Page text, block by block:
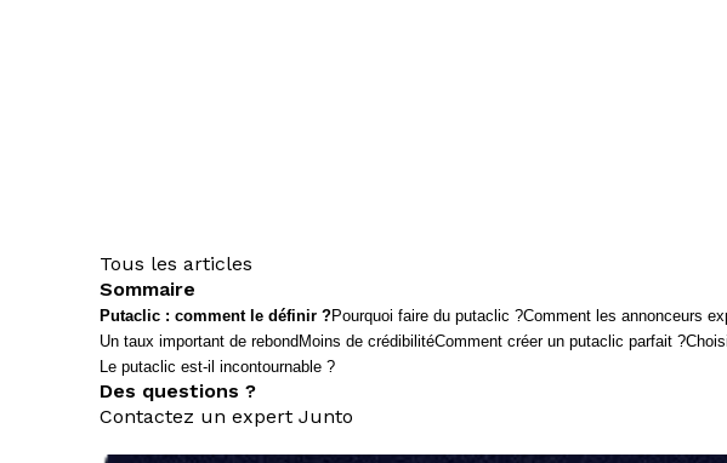
Tous les articles
Sommaire
Putaclic : comment le définir ?Pourquoi faire du putaclic ?Comment les annonceurs
Un taux important de rebond Moins de crédibilitéComment créer un putaclic parfait ?
Le putaclic est-il incontournable ?
Des questions ?
Contactez un expert Junto